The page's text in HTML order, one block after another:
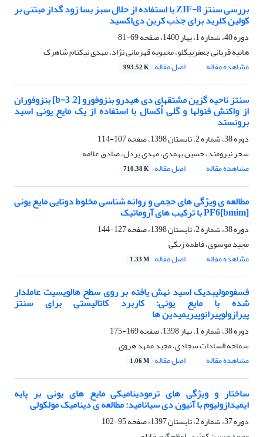
بررسی سنتز ZIF-8 با استفاده از حلال سبز بسا زود گداز مبتنی بر
کولین کلرید برای جذب کربن دی‌اکسید
دوره 40، شماره 1، بهار 1400، صفحه
69-81
هانیه قربانی جعفربیگلو، محبوبه قهرمانی نژاد، مهدی نیکنام شاهرک
مشاهده مقاله
اصل مقاله 993.52 K
سنتز ناحیه گزین مشتقهای دی هیدرو بنزوفورو [b-3 ,2] بنزوفوران
از واکنش فنولها و گلی اُکسال با استفاده از یک مایع یونی اسید
برونستد
دوره 38، شماره 2، تابستان 1398، صفحه
107-114
سحر نیرومند، حسین بهمدی، مهدی پردل، صادق علامه
مشاهده مقاله
اصل مقاله 710.38 K
مطالعه ی ویژگی های حجمی و روانه شناسی مخلوط دوتایی مایع یونی
[bmim]PF6 با ترکیب های آروماتیک
دوره 38، شماره 2، تابستان 1398، صفحه
127-144
مجید موسوی، فاطمه زنگی
مشاهده مقاله
اصل مقاله 1.33 M
فسفومولیبدیک اسید نهش یافته بر روی سطح هالویسیت عاملدار
شده با مایع یونی: کاربرد کاتالیستی برای سنتز
پیرازولوپیرانوپیریمیدین ها
دوره 38، شماره 1، بهار 1398، صفحه
169-175
سماحه السادات سجادی، مجید ممهد هروی
مشاهده مقاله
اصل مقاله 1.06 M
ساختار و ویژگی های ترمودینامیکی مایع های یونی بر پایه
ایمیدازولیوم با آنیون دی سیانامید: مطالعه ی دینامیک مولکولی
دوره 37، شماره 2، تابستان 1397، صفحه
95-102